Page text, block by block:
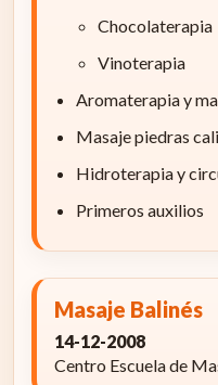
Chocolaterapia
Vinoterapia
Aromaterapia y
Masaje piedras
Hidroterapia y
Primeros auxilios
Masaje Balinés
14-12-2008
Centro Escuela de